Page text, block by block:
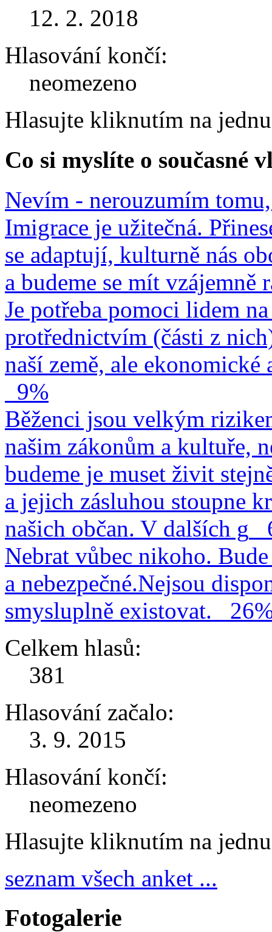
12. 2. 2018
Hlasování končí:
neomezeno
Hlasujte kliknutím na
Co si myslíte o současné
Nevím - nerouzumím
Imigrace je užitečná.
se adaptují, kulturně nás
a budeme se mít vzájemně
Je potřeba pomoci lidem
protřednictvím (části z
naší země, ale
9%
Běženci jsou velkým
našim zákonům a kultuře,
budeme je muset živit
a jejich zásluhou stoupne
našich občan. V dalších g
Nebrat vůbec nikoho.
a nebezpečné.Nejsou
smysluplně existovat.
Celkem hlasů:
381
Hlasování začalo:
3. 9. 2015
Hlasování končí:
neomezeno
Hlasujte kliknutím na
seznam všech anket ...
Fotogalerie